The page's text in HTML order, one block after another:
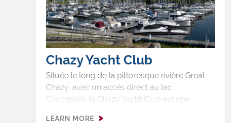
Algonquin Mountain vous offre une base
chaleureuse et haut de gamme pour votre
aventure dans les Adirondacks. Réservez
votre séjour et vivez le luxe en montagne à
son meilleur!
Chazy Yacht Club
Située le long de la pittoresque rivière Great
Chazy, avec un accès direct au lac
Champlain, la Chazy Yacht Club est une
LEARN MORE